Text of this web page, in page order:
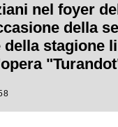
nel foyer
della
della stagione